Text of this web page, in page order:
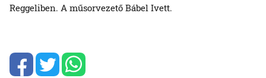
Reggeliben. A műsorvezető Bábel Ivett.